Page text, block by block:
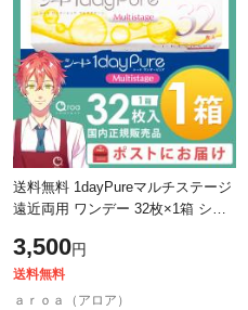
送料無料 1dayPureマルチステージ
遠近両用 ワンデー 32枚×1箱 シー
3,500円
送料無料
ａｒｏａ（アロア）